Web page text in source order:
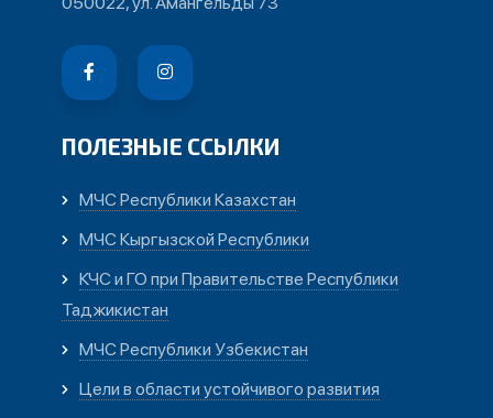
ПОЛЕЗНЫЕ ССЫЛКИ
МЧС Республики Казахстан
МЧС Кыргызской Республики
КЧС и ГО при Правительстве Республики
Таджикистан
МЧС Республики Узбекистан
Цели в области устойчивого развития